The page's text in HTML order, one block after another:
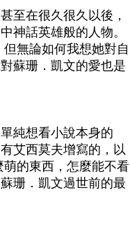
至在很久很久以後，
神話英雄般的人物。
無論如何我想她對自
蘇珊．凱文的愛也是
純想看小說本身的
艾西莫夫增寫的，以
的東西，怎麼能不看
珊．凱文過世前的最